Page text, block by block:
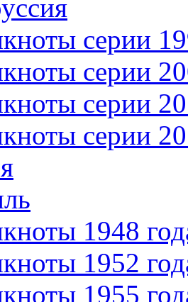
серии
серии
серии
серии
1948
1952
1955